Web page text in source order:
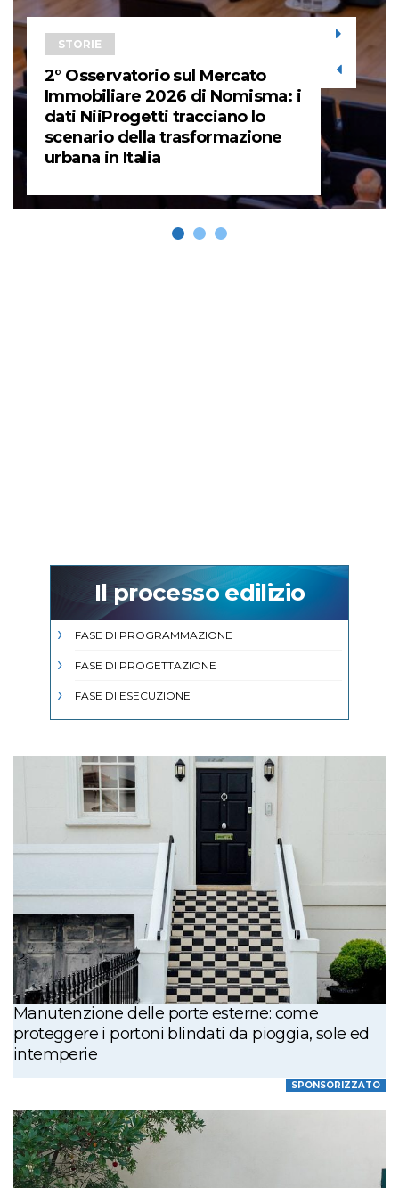
STORIE
2° Osservatorio sul Mercato
Immobiliare 2026 di Nomisma: i
dati NiiProgetti tracciano lo
scenario della trasformazione
urbana in Italia
Il processo edilizio
FASE DI PROGRAMMAZIONE
FASE DI PROGETTAZIONE
FASE DI ESECUZIONE
Manutenzione delle porte esterne: come
proteggere i portoni blindati da pioggia, sole ed
intemperie
SPONSORIZZATO